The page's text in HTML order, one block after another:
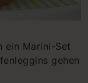
ein Marini-Set
gehen